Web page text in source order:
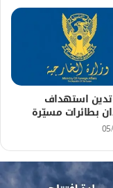
تدين استهداف
بطائرات مسيّرة